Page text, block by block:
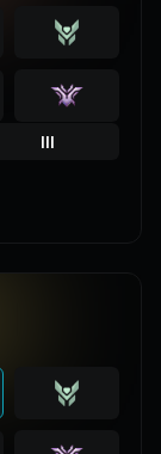
III